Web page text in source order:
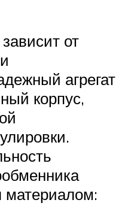
от
агрегат
корпус,
материалом: